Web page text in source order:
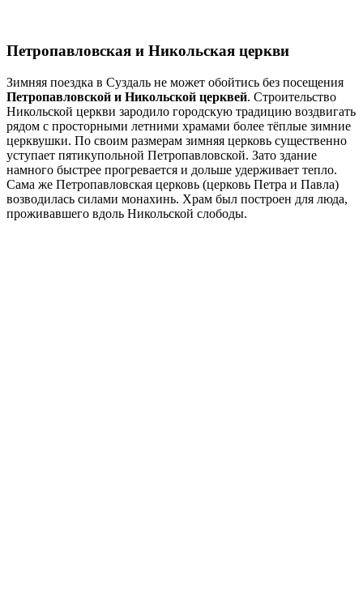
Петропавловская и Никольская церкви
Зимняя поездка в Суздаль не может обойтись без посещения
Петропавловской и Никольской церквей. Строительство
Никольской церкви зародило городскую традицию воздвигать
рядом с просторными летними храмами более тёплые зимние
церквушки. По своим размерам зимняя церковь существенно
уступает пятикупольной Петропавловской. Зато здание
намного быстрее прогревается и дольше удерживает тепло.
Сама же Петропавловская церковь (церковь Петра и Павла)
возводилась силами монахинь. Храм был построен для люда,
проживавшего вдоль Никольской слободы.